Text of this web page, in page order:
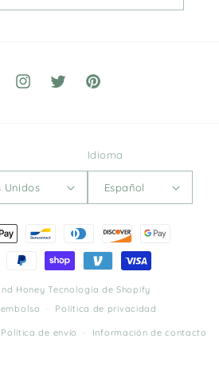
InstagramTwitter Pinterest
Unidos
Idioma
Español
Honey Tecnología de Shopify
Política de privacidad
Política de envío Información de contacto